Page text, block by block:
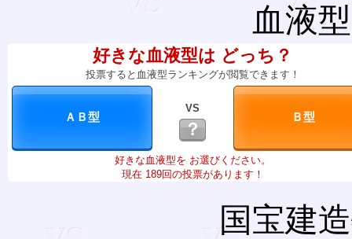
血液
好きな血液型は どっち？
投票すると血液型ランキングが閲覧できます！
VS
？
好きな血液型を お選びください。
現在 189回の投票があります！
国宝建